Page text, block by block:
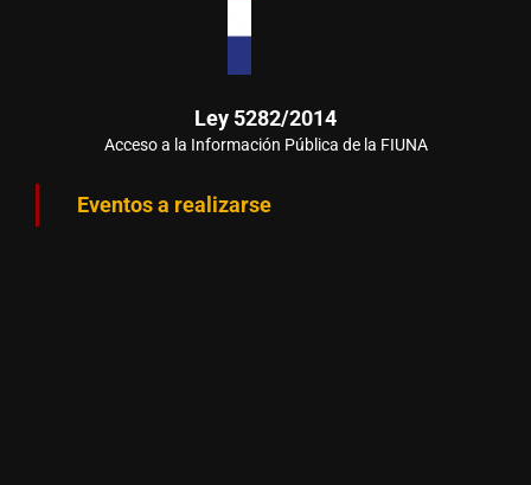
Ley 5282/2014
Acceso a la Información Pública de la FIUNA
Eventos a realizarse